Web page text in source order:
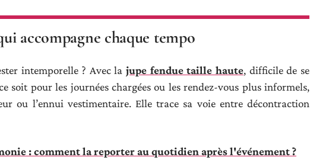
accompagne chaque tempo
intemporelle ? Avec la jupe fendue taille haute, difficile de se
soit pour les journées chargées ou les rendez-vous plus informels,
ou l’ennui vestimentaire. Elle trace sa voie entre décontraction
: comment la reporter au quotidien après l'événement ?